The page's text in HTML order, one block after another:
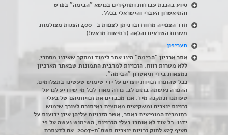
סיוע בהכנת עבודות ותחקירים בנושא "הבימה" בפרט
והתיאטרון העברי והישראלי בכלל.
חדר הצפייה מרווח ובו ניתן לצפות ב- 400 הצגות מצולמות
משנות השבעים והלאה (בתיאום מראש!)
תעריפון
אתר ארכיון "הבימה" הינו אתר לימוד ומחקר שאיננו מסחרי,
ללא מטרות רווח. הזכויות למרבית התמונות שבאתר הארכיון
נמצאות בידי תיאטרון "הבימה".
ככל שהופרו זכויות יוצרים על ידי שימוש שעשינו בתצלומים,
ההפרה נעשתה בתום לב. נודה מאוד לכל מי שיודיע לנו על
טעותנו ונתקנה מיד. אנו מכבדים את זכויותיהם של בעלי
זכויות יוצרים ומשקיעים מאמצים באיתורם לצורך שימוש
בחומרים המופיעים באתר, אשר הזכויות עליהן אינן ידועות על
ידנו. כל עוד לא אותרו בעלי הזכויות, השימוש נעשה על פי
סעיף 27א לחוק זכויות יוצרים תשס"ח-2007. אם לדעתכם